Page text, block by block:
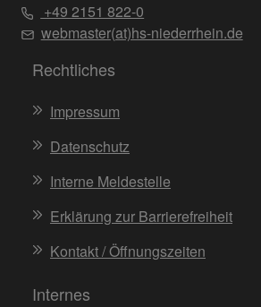
+49 2151 822-0
webmaster(at)hs-niederrhein.de
Rechtliches
Impressum
Datenschutz
Interne Meldestelle
Erklärung zur Barrierefreiheit
Kontakt / Öffnungszeiten
Internes